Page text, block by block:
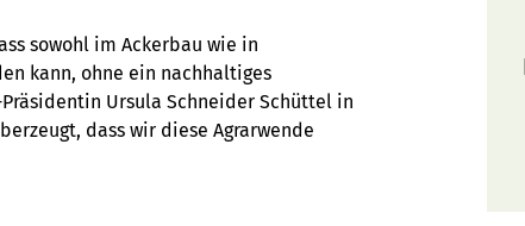
sowohl im Ackerbau wie in
kann, ohne ein nachhaltiges
Ursula Schneider Schüttel in
dass wir diese Agrarwende